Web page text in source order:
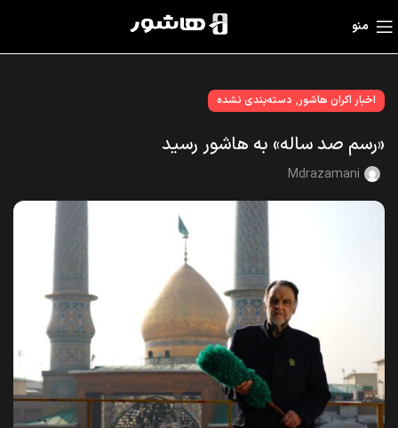
منو
اخبار اکران هاشور, دسته‌بندی نشده
«رسم صد ساله» به هاشور رسید
Mdrazamani